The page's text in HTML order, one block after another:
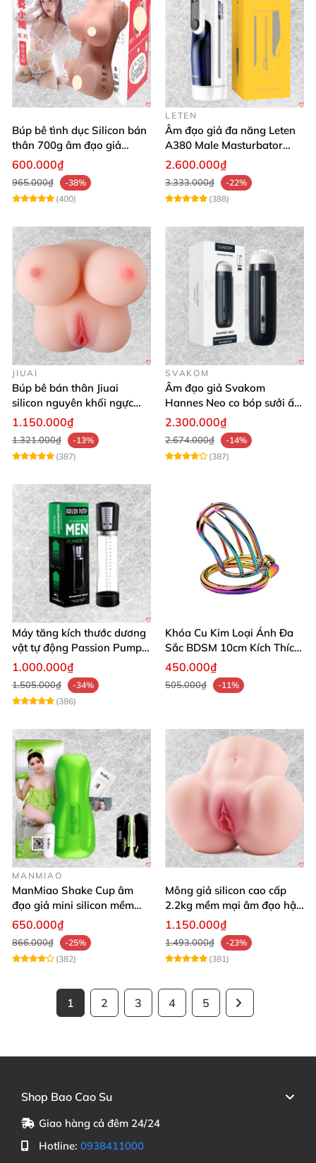
Búp bê tình dục Silicon bán
thân 700g âm đạo giả
nguyên khối giống thật
600.000₫
965.000₫
-38%
(400)
LETEN
Âm đạo giả đa năng Leten
A380 Male Masturbator
Version 4
2.600.000₫
3.333.000₫
-22%
(388)
JIUAI
Búp bê bán thân Jiuai
silicon nguyên khối ngực
âm đạo thật
1.150.000₫
1.321.000₫
-13%
(387)
SVAKOM
Âm đạo giả Svakom
Hannes Neo co bóp sưởi ấm
app điều khiển tiện lợi
2.300.000₫
2.674.000₫
-14%
(387)
Máy tăng kích thước dương
vật tự động Passion Pump
sạc tiện lợi
1.000.000₫
1.505.000₫
-34%
(386)
Khóa Cu Kim Loại Ánh Đa
Sắc BDSM 10cm Kích Thích
Cao
450.000₫
505.000₫ -11%
MANMIAO
ManMiao Shake Cup âm
đạo giả mini silicon mềm
mại kích thích mạnh
650.000₫
866.000₫
-25%
(382)
Mông giả silicon cao cấp
2.2kg mềm mại âm đạo hậu
môn khít
1.150.000₫
1.493.000₫
-23%
(381)
1 2 3 4 5
Shop Bao Cao Su
Giao hàng cả đêm 24/24
Hotline: 0938411000